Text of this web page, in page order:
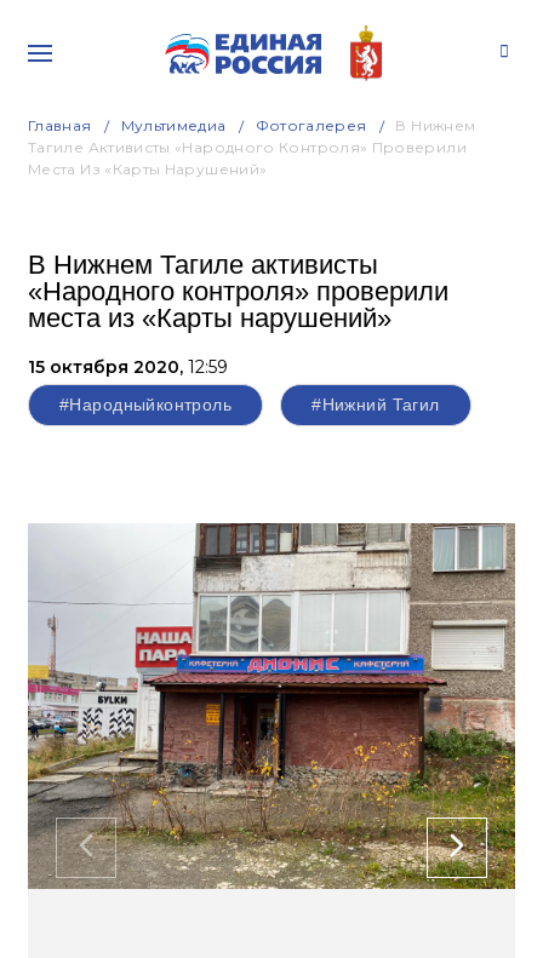
Главная Мультимедиа Фотогалерея
В Нижнем
Тагиле Активисты «Народного Контроля» Проверили
Места Из «Карты Нарушений»
В Нижнем Тагиле активисты
«Народного контроля» проверили
места из «Карты нарушений»
15 октября 2020, 12:59
#Народныйконтроль #Нижний Тагил